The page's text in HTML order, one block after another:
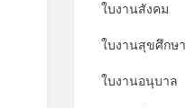
ใบงานสังคม
ใบงานสุขศึกษา
ใบงานอนุบาล